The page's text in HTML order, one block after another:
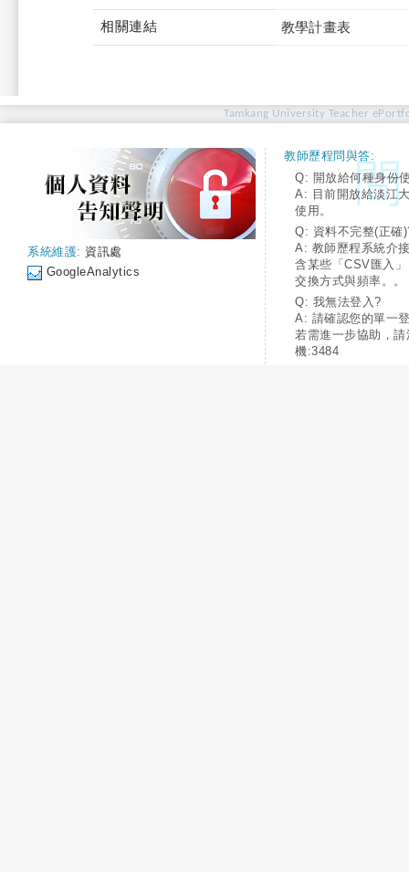
相關連結 教學計畫表
Tamkang University Teacher
系統維護: 資訊處
GoogleAnalytics
教師歷程問與答:
Q: 開放給何種身份
A: 目前開放給淡江
使用。
Q: 資料不完整(正確
A: 教師歷程系統介
含某些「CSV匯入
交換方式與頻率。。
Q: 我無法登入?
A: 請確認您的單一
若需進一步協助，
機:3484